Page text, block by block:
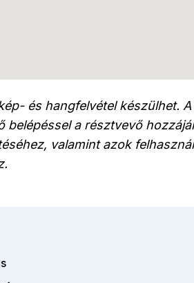
és hangfelvétel készülhet. A
belépéssel a résztvevő
valamint azok